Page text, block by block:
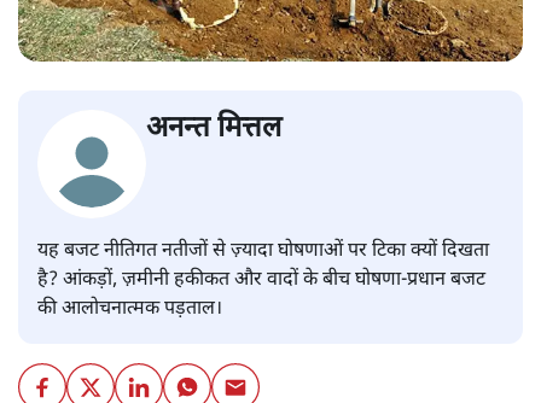
अनन्त मित्तल
यह बजट नीतिगत नतीजों से ज़्यादा घोषणाओं पर टिका क्यों दिखता
है? आंकड़ों, ज़मीनी हकीकत और वादों के बीच घोषणा-प्रधान बजट
की आलोचनात्मक पड़ताल।